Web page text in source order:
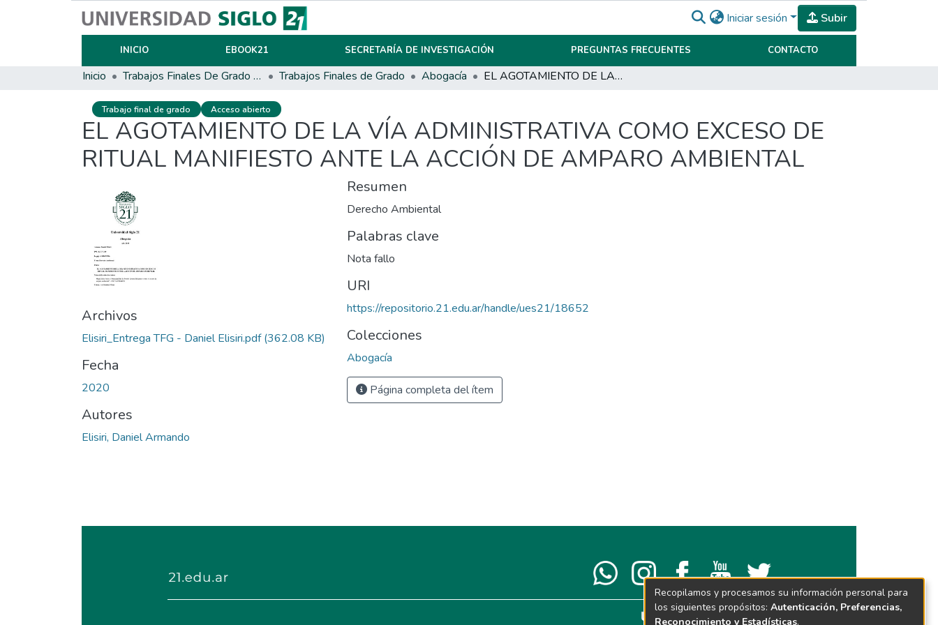
Iniciar sesión Subir
INICIO EBOOK21 SECRETARÍA DE INVESTIGACIÓN PREGUNTAS FRECUENTES CONTACTO
Inicio Trabajos Finales De Grado Y Posgrado Trabajos Finales de Grado Abogacía EL AGOTAMIENTO DE LA VÍA ADMINISTRATIVA COMO EXCESO DE RITUAL MANIFIESTO ANTE LA ACCIÓN DE AMPARO AMBIENTAL
Trabajo final de grado Acceso abierto
EL AGOTAMIENTO DE LA VÍA ADMINISTRATIVA COMO EXCESO DE
RITUAL MANIFIESTO ANTE LA ACCIÓN DE AMPARO AMBIENTAL
Archivos
Elisiri_Entrega TFG - Daniel Elisiri.pdf(362.08 KB)
Fecha
2020
Autores
Elisiri, Daniel Armando
Resumen
Derecho Ambiental
Palabras clave
Nota fallo
URI
https://repositorio.21.edu.ar/handle/ues21/18652
Colecciones
Abogacía
Página completa del ítem
Recopilamos y procesamos su información personal para
los siguientes propósitos: Autenticación, Preferencias,
Reconocimiento y Estadísticas.